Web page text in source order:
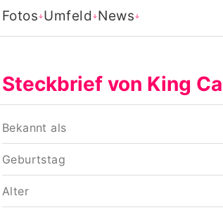
Fotos Umfeld News
Steckbrief von King
Bekannt als
Geburtstag
Alter